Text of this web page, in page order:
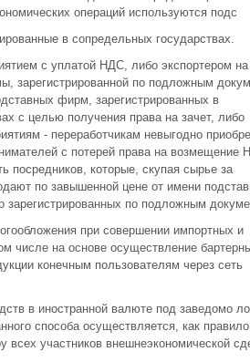
операций используются подс
в сопредельных государствах.
с уплатой НДС, либо экспортером на
зарегистрированной по подложным
фирм, зарегистрированных в
с целью получения права на зачет, либо
- переработчикам невыгодно
с потерей права на возмещение
посредников, которые, скупая сырье за
по завышенной цене от имени
зарегистрированных по подложным
при совершении импортных и
числе на основе осуществление
конечным пользователям через сеть
в иностранной валюте под заведомо
способа осуществляется, как
всех участников внешнеэкономической